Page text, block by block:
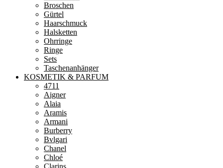
Broschen
Gürtel
Haarschmuck
Halsketten
Ohrringe
Ringe
Sets
Taschenanhänger
KOSMETIK & PARFUM
4711
Aigner
Alaia
Aramis
Armani
Burberry
Bvlgari
Chanel
Chloé
Clarins